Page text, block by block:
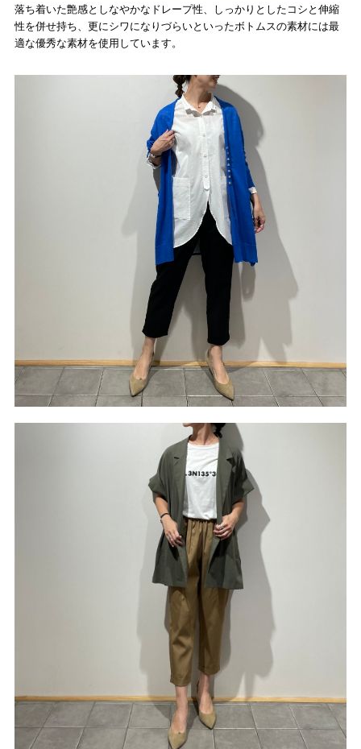
落ち着いた艶感としなやかなドレープ性、しっかりとしたコシと伸縮
性を併せ持ち、更にシワになりづらいといったボトムスの素材には最
適な優秀な素材を使用しています。